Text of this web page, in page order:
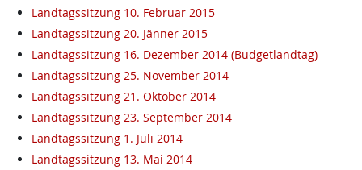
Landtagssitzung 10. Februar 2015
Landtagssitzung 20. Jänner 2015
Landtagssitzung 16. Dezember 2014 (Budgetlandtag)
Landtagssitzung 25. November 2014
Landtagssitzung 21. Oktober 2014
Landtagssitzung 23. September 2014
Landtagssitzung 1. Juli 2014
Landtagssitzung 13. Mai 2014